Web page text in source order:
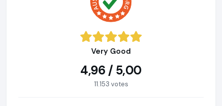
Very Good
4,96 / 5,00
11.153 votes